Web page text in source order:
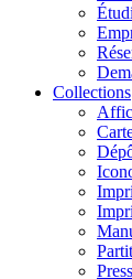
Collections